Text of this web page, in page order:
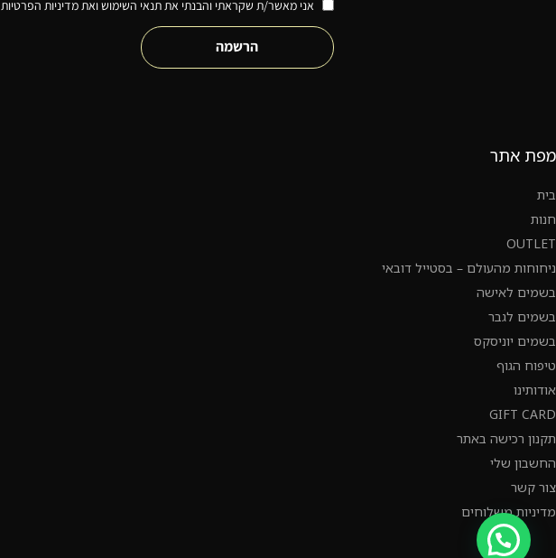
אני מאשר/ת שקראתי והבנתי את תנאי השימוש ואת מדיניות הפרטיות
הרשמה
מפת אתר
בית
חנות
OUTLET
ניחוחות מהעולם – בסטייל דובאי
בשמים לאישה
בשמים לגבר
בשמים יוניסקס
טיפוח הגוף
אודותינו
GIFT CARD
תקנון רכישה באתר
החשבון שלי
צור קשר
מדיניות משלוחים